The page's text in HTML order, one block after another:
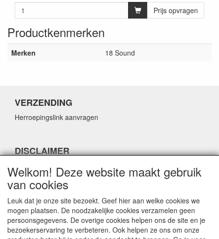
Prijs opvragen
Productkenmerken
Merken 18 Sound
VERZENDING
Herroepingslink aanvragen
DISCLAIMER
Herroepingslink aanvragen
CONTACTGEGEVENS
Welkom! Deze website maakt gebruik
van cookies
Leuk dat je onze site bezoekt. Geef hier aan welke cookies we
mogen plaatsen. De noodzakelijke cookies verzamelen geen
persoonsgegevens. De overige cookies helpen ons de site en je
bezoekerservaring te verbeteren. Ook helpen ze ons om onze